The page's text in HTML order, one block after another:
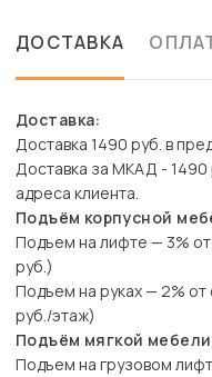
ДОСТАВКА
Доставка:
Доставка 1490 руб. в
Доставка за МКАД -
адреса клиента.
Подъём корпусной
Подъем на лифте — 3%
руб.)
Подъем на руках — 2%
руб./этаж)
Подъём мягкой
Подъем на грузовом